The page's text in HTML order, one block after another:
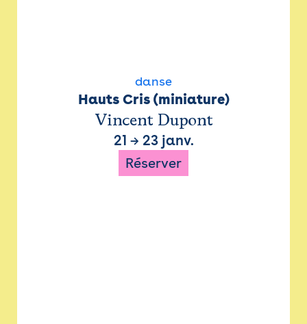
danse
Hauts Cris (miniature)
Vincent Dupont
21 → 23 janv.
Réserver